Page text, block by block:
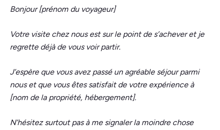
Bonjour [prénom du voyageur]
Votre visite chez nous est sur le point de s’achever et je
regrette déjà de vous voir partir.
J’espère que vous avez passé un agréable séjour parmi
nous et que vous êtes satisfait de votre expérience à
[nom de la propriété, hébergement].
N’hésitez surtout pas à me signaler la moindre chose